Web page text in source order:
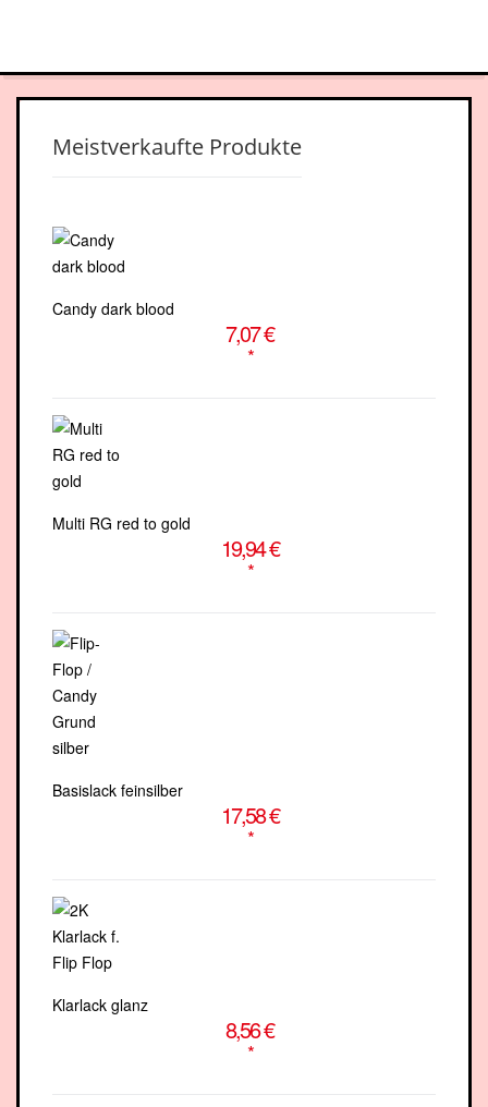
Meistverkaufte Produkte
Candy dark blood
7,07 €
*
Multi RG red to gold
19,94 €
*
Basislack feinsilber
17,58 €
*
Klarlack glanz
8,56 €
*